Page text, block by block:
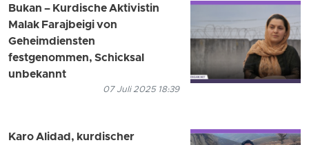
Bukan – Kurdische Aktivistin
Malak Farajbeigi von
Geheimdiensten
festgenommen, Schicksal
unbekannt
07 Juli 2025 18:39
Karo Alidad, kurdischer